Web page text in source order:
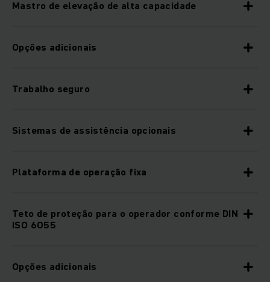
Mastro de elevação de alta capacidade
Opções adicionais
Trabalho seguro
Sistemas de assistência opcionais
Plataforma de operação fixa
Teto de proteção para o operador conforme DIN
ISO 6055
Opções adicionais